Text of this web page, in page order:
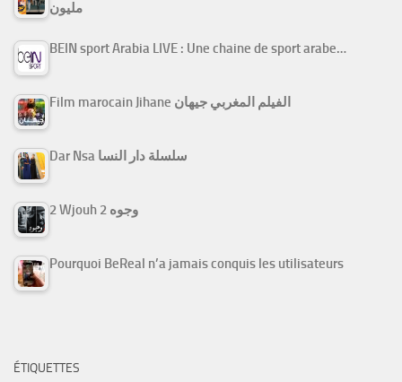
مليون
BEIN sport Arabia LIVE : Une chaine de sport arabe…
Film marocain Jihane الفيلم المغربي جيهان
Dar Nsa سلسلة دار النسا
2 Wjouh 2 وجوه
Pourquoi BeReal n’a jamais conquis les utilisateurs
ÉTIQUETTES